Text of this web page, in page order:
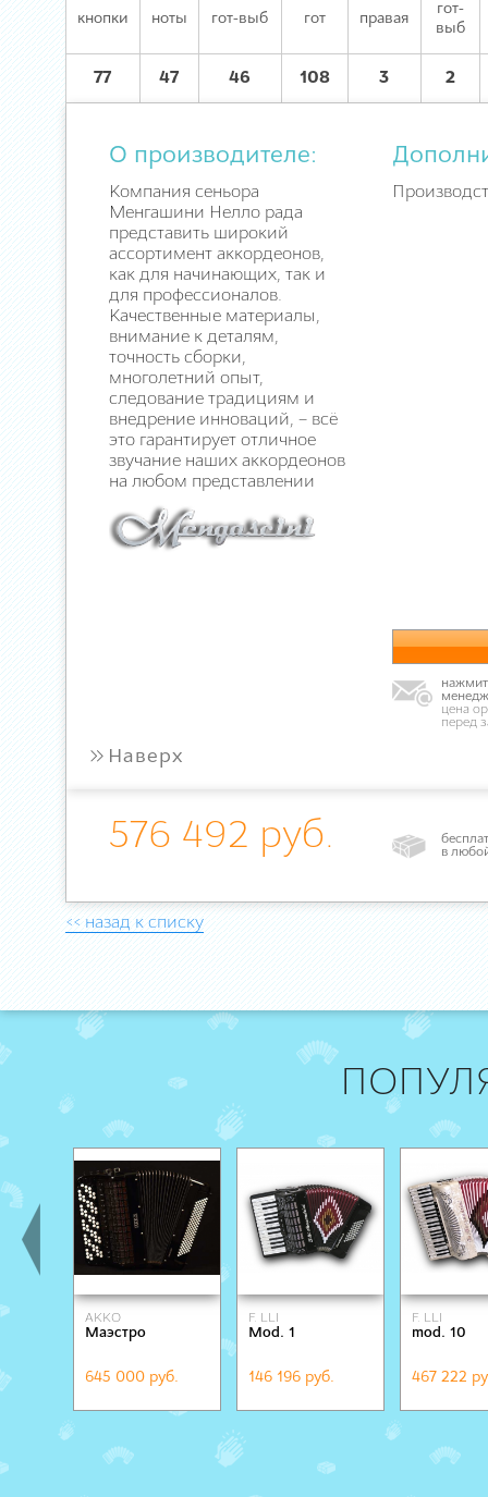
кнопки ноты гот-выб гот правая
гот-
выб
77 47 46 108 3 2
О производителе:
Компания сеньора
Менгашини Нелло рада
представить широкий
ассортимент аккордеонов,
как для начинающих, так и
для профессионалов.
Качественные материалы,
внимание к деталям,
точность сборки,
многолетний опыт,
следование традициям и
внедрение инноваций, – всё
это гарантирует отличное
звучание наших аккордеонов
на любом представлении
цена
перед
» Наверх
576 492 руб.
в
<< назад к списку
AKKO
Маэстро
645 000 руб.
F. LLI
ALESSANDRINI
Mod. 1
146 196 руб.
F. LLI
mod. 10
467 222